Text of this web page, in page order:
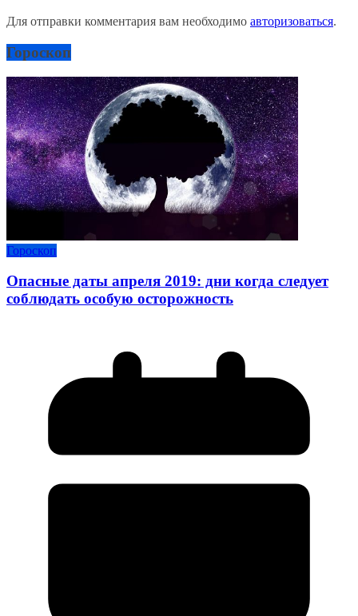
Для отправки комментария вам необходимо авторизоваться.
Гороскоп
Гороскоп
Опасные даты апреля 2019: дни когда следует
соблюдать особую осторожность